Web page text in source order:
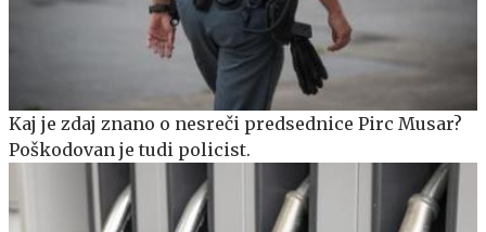
Kaj je zdaj znano o nesreči predsednice Pirc Musar?
Poškodovan je tudi policist.